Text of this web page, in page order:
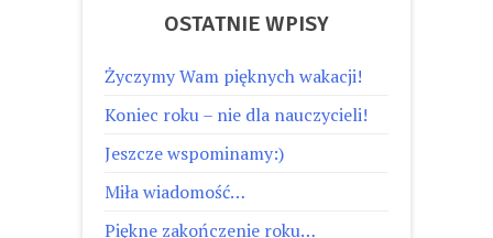
OSTATNIE WPISY
Życzymy Wam pięknych wakacji!
Koniec roku – nie dla nauczycieli!
Jeszcze wspominamy:)
Miła wiadomość…
Piękne zakończenie roku…